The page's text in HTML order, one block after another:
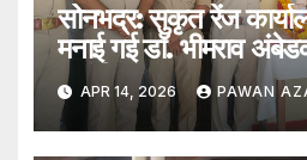
सोनभद्र: सुकृत रेंज
मनाई गई डॉ. भीमराव
जयंती
APR 14, 2026 PAWAN